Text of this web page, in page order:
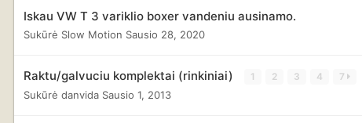
Iskau VW T 3 variklio boxer vandeniu ausinamo.
Sukūrė Slow Motion Sausio 28, 2020
Raktu/galvuciu komplektai (rinkiniai) 1 2 3 4 7
Sukūrė danvida Sausio 1, 2013